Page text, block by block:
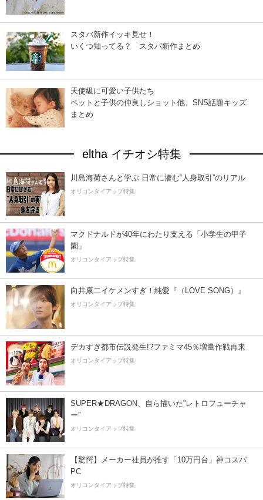
スタバ新作イッキ見せ！
いくつ知ってる？ スタバ新作まとめ
天使級に可愛い子供たち
ペットと子供の仲良しショット他、SNS話題キッズ
まとめ
eltha イチオシ特集
川島海荷さんと学ぶ 日常に潜む“人身取引”のリアル
オリコンタイアップ特集
マクドナルドが40年にわたり支える「小学生の甲子
園」
オリコンタイアップ特集
向井康二イケメンすぎ！純愛『（LOVE SONG）』
オリコンタイアップ特集
デカすぎ都市伝説発生!?ファミマ45％増量作戦再来
オリコンタイアップ特集
SUPER★DRAGON、自ら描いた”レトロフューチャ
ー”
オリコンタイアップ特集
【驚愕】メーカー社員が推す「10万円台」神コスパ
PC
オリコンタイアップ特集